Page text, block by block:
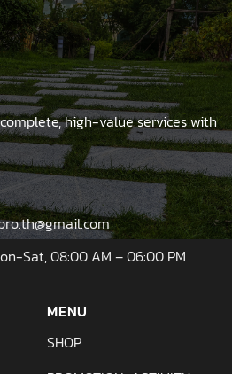
high-value services with
Sat, 08:00 AM – 06:00 PM
MENU
SHOP